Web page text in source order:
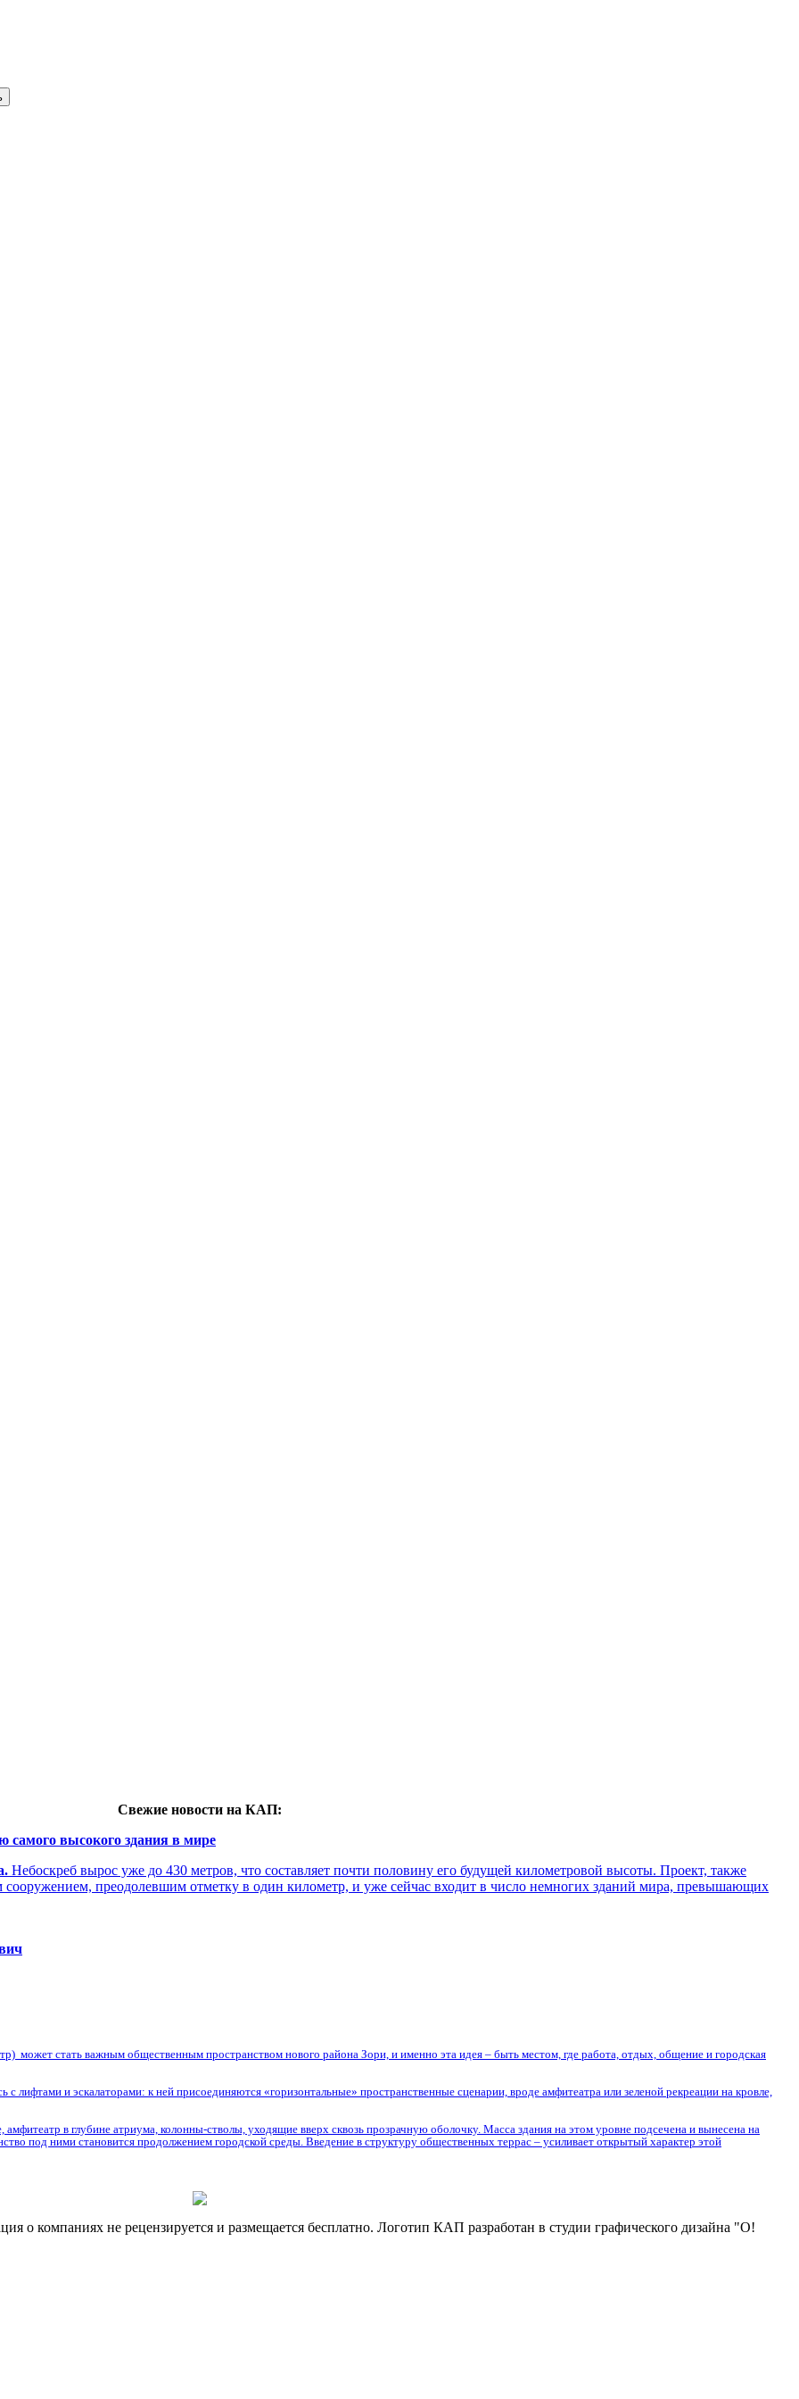
Свежие новости на КАП:
самого высокого здания в мире
Небоскреб вырос уже до 430 метров, что составляет почти половину его будущей километровой высоты. Проект, также
сооружением, преодолевшим отметку в один километр, и уже сейчас входит в число немногих зданий мира, превышающих
может стать важным общественным пространством нового района Зори, и именно эта идея – быть местом, где работа, отдых, общение и городская
лифтами и эскалаторами: к ней присоединяются «горизонтальные» пространственные сценарии, вроде амфитеатра или зеленой рекреации на кровле,
в глубине атриума, колонны-стволы, уходящие вверх сквозь прозрачную оболочку. Масса здания на этом уровне подсечена и вынесена на
под ними становится продолжением городской среды. Введение в структуру общественных террас – усиливает открытый характер этой
компаниях не рецензируется и размещается бесплатно. Логотип КАП разработан в студии графического дизайна "О!